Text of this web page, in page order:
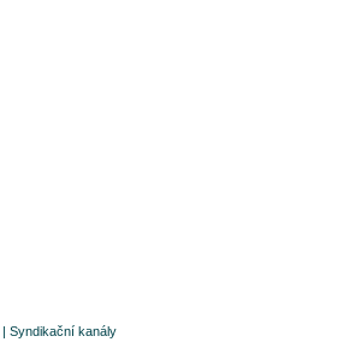
| Syndikační kanály